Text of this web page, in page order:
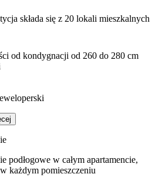
składa się z 20 lokali mieszkalnych
od kondygnacji od 260 do 280 cm
podłogowe w całym apartamencie,
każdym pomieszczeniu